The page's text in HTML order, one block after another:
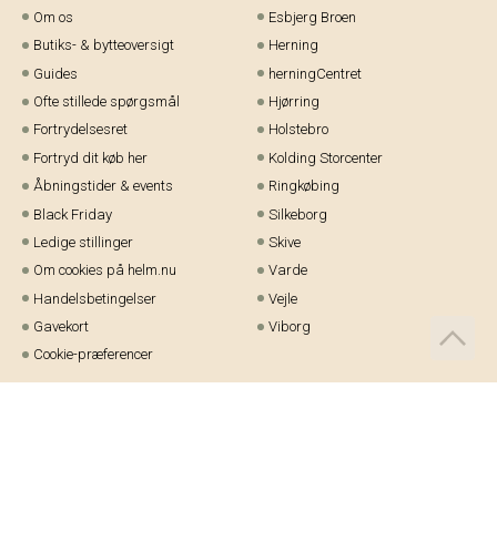
Om os
Butiks- & bytteoversigt
Guides
Ofte stillede spørgsmål
Fortrydelsesret
Fortryd dit køb her
Åbningstider & events
Black Friday
Ledige stillinger
Om cookies på helm.nu
Handelsbetingelser
Gavekort
Cookie-præferencer
Esbjerg Broen
Herning
herningCentret
Hjørring
Holstebro
Kolding Storcenter
Ringkøbing
Silkeborg
Skive
Varde
Vejle
Viborg